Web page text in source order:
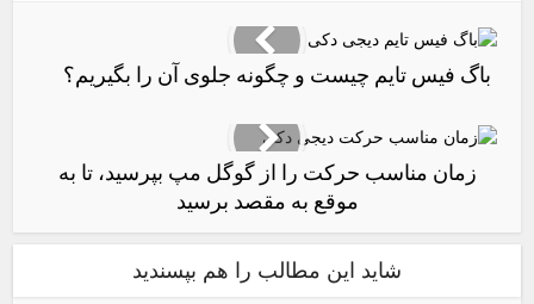
باگ فیس تایم چیست و چگونه جلوی آن را بگیریم؟
زمان مناسب حرکت را از گوگل مپ بپرسید، تا به
موقع به مقصد برسید
شاید این مطالب را هم بپسندید